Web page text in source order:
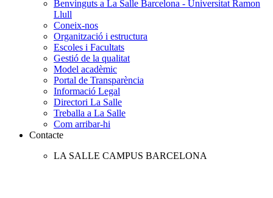
Benvinguts a La Salle Barcelona - Universitat Ramon
Llull
Coneix-nos
Organització i estructura
Escoles i Facultats
Gestió de la qualitat
Model acadèmic
Portal de Transparència
Informació Legal
Directori La Salle
Treballa a La Salle
Com arribar-hi
Contacte
LA SALLE CAMPUS BARCELONA